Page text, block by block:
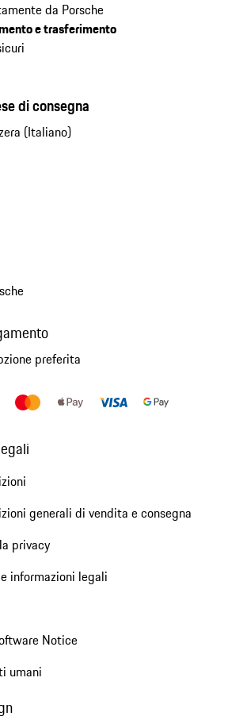
da Porsche
e trasferimento
di consegna
(Italiano)
preferita
generali di vendita e consegna
privacy
informazioni legali
Notice
umani